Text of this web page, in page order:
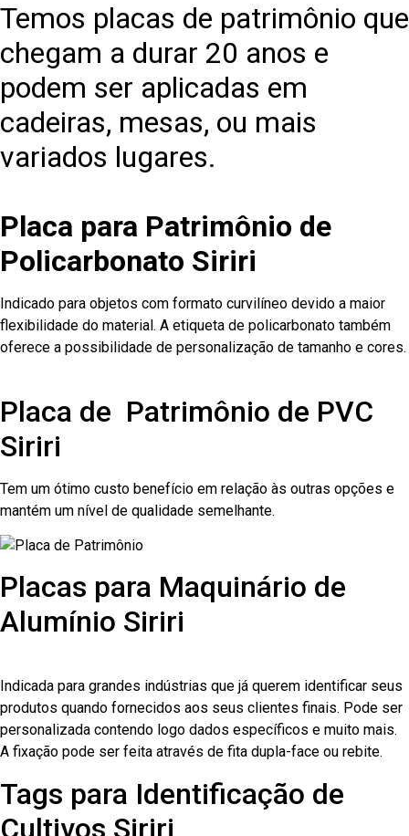
Temos placas de patrimônio que
chegam a durar 20 anos e
podem ser aplicadas em
cadeiras, mesas, ou mais
variados lugares.
Placa para Patrimônio de
Policarbonato Siriri
Indicado para objetos com formato curvilíneo devido a maior
flexibilidade do material. A etiqueta de policarbonato também
oferece a possibilidade de personalização de tamanho e cores.
Placa de Patrimônio de PVC
Siriri
Tem um ótimo custo benefício em relação às outras opções e
mantém um nível de qualidade semelhante.
Placas para Maquinário de
Alumínio Siriri
Indicada para grandes indústrias que já querem identificar seus
produtos quando fornecidos aos seus clientes finais. Pode ser
personalizada contendo logo dados específicos e muito mais.
A fixação pode ser feita através de fita dupla-face ou rebite.
Tags para Identificação de
Cultivos Siriri